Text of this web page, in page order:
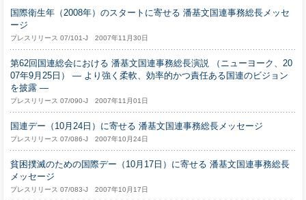
国際衛生年（2008年）のスタートに寄せる 潘基文国連事務総長メッセ
ージ
プレスリリース 07/101-J 2007年11月30日
第62回国連総会における 潘基文国連事務総長演説 （ニューヨーク、20
07年9月25日） ― より強く柔軟、効率的かつ責任ある国連のビジョン
を披露 ―
プレスリリース 07/090-J 2007年11月01日
国連デー（10月24日）に寄せる 潘基文国連事務総長メッセージ
プレスリリース 07/086-J 2007年10月24日
貧困撲滅のための国際デー（10月17日）に寄せる 潘基文国連事務総長
メッセージ
プレスリリース 07/083-J 2007年10月17日